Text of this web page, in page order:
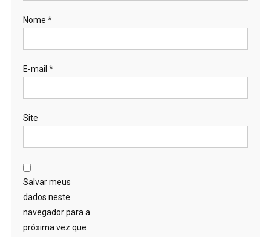
Nome *
E-mail *
Site
Salvar meus
dados neste
navegador para a
próxima vez que